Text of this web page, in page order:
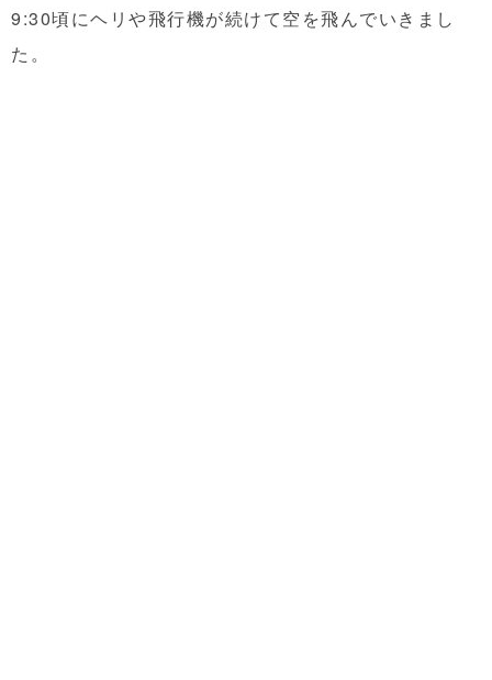
9:30頃にヘリや飛行機が続けて空を飛んでいきまし
た。